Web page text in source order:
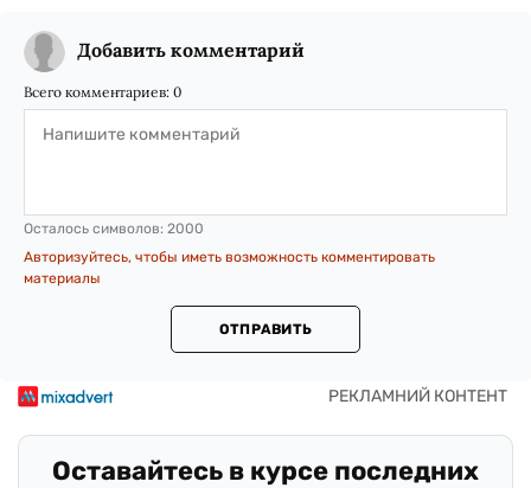
Добавить комментарий
Всего комментариев: 0
Осталось символов: 2000
Авторизуйтесь, чтобы иметь возможность комментировать
материалы
ОТПРАВИТЬ
Оставайтесь в курсе последних